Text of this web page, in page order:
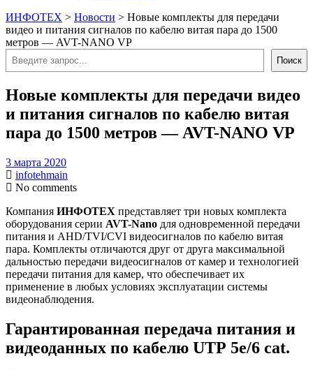
ИНФОТЕХ > Новости > Новые комплекты для передачи
видео и питания сигналов по кабелю витая пара до 1500
метров — AVT-NANO VP
Поиск
Поиск
Новые комплекты для передачи видео
и питания сигналов по кабелю витая
пара до 1500 метров — AVT-NANO VP
3 марта 2020
infotehmain
No comments
Компания ИНФОТЕХ представляет три новых комплекта
оборудования серии AVT-Nano для одновременной передачи
питания и AHD/TVI/CVI видеосигналов по кабелю витая
пара. Комплекты отличаются друг от друга максимальной
дальностью передачи видеосигналов от камер и технологией
передачи питания для камер, что обеспечивает их
применение в любых условиях эксплуатации системы
видеонаблюдения.
Гарантированная передача питания и
видеоданных по кабелю UTP 5e/6 cat.